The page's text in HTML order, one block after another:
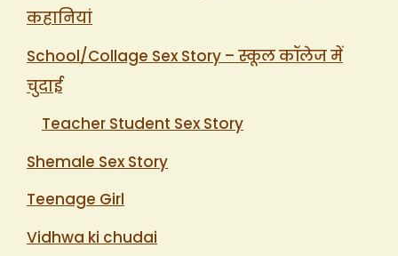
कहानियां
School/Collage Sex Story – स्कूल कॉलेज में
चुदाई
Teacher Student Sex Story
Shemale Sex Story
Teenage Girl
Vidhwa ki chudai